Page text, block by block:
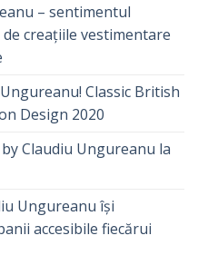
– sentimentul
creațiile vestimentare
Classic British
Design 2020
Claudiu Ungureanu la
Ungureanu își
accesibile fiecărui